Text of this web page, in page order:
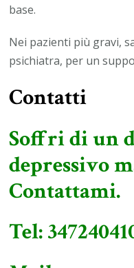
base.
Nei pazienti più gravi,
psichiatra, per un
Contatti
Soffri di un
depressivo
Contattami.
Tel: